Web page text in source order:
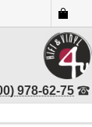
978-62-75